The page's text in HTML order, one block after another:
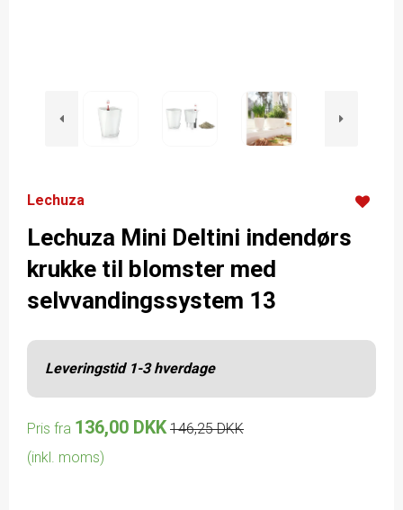
Lechuza
Lechuza Mini Deltini indendørs
krukke til blomster med
selvvandingssystem 13
Leveringstid 1-3 hverdage
Pris fra 136,00 DKK 146,25 DKK
(inkl. moms)